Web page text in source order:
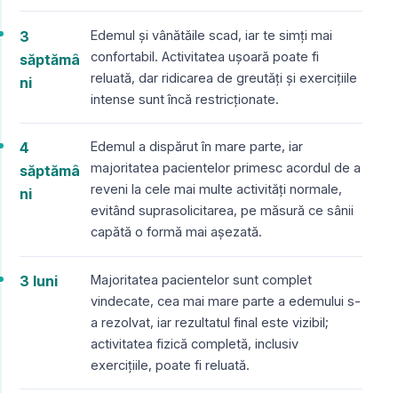
3
săptămâ
ni
Edemul și vânătăile scad, iar te simți mai
confortabil. Activitatea ușoară poate fi
reluată, dar ridicarea de greutăți și exercițiile
intense sunt încă restricționate.
4
săptămâ
ni
Edemul a dispărut în mare parte, iar
majoritatea pacientelor primesc acordul de a
reveni la cele mai multe activități normale,
evitând suprasolicitarea, pe măsură ce sânii
capătă o formă mai așezată.
3 luni
Majoritatea pacientelor sunt complet
vindecate, cea mai mare parte a edemului s-
a rezolvat, iar rezultatul final este vizibil;
activitatea fizică completă, inclusiv
exercițiile, poate fi reluată.